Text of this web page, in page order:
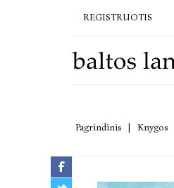
REGISTRUOTIS
Pagrindinis Knygos